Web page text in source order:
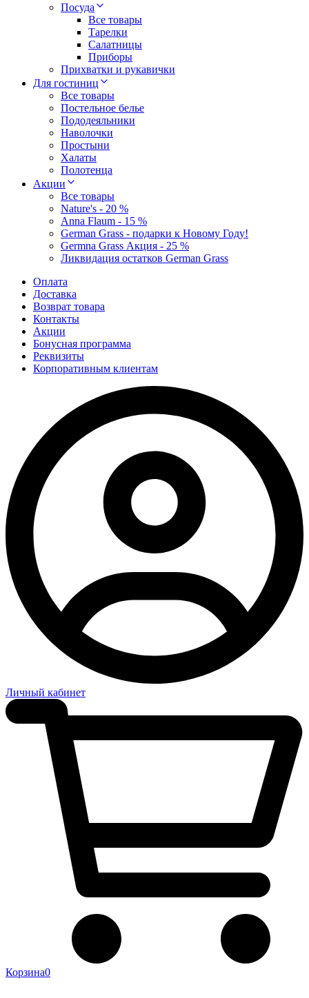
Посуда
Все товары
Тарелки
Салатницы
Приборы
Прихватки и рукавички
Для гостиниц
Все товары
Постельное белье
Пододеяльники
Наволочки
Простыни
Халаты
Полотенца
Акции
Все товары
Nature's - 20 %
Anna Flaum - 15 %
German Grass - подарки к Новому Году!
Germna Grass Акция - 25 %
Ликвидация остатков German Grass
Оплата
Доставка
Возврат товара
Контакты
Акции
Бонусная программа
Реквизиты
Корпоративным клиентам
Личный кабинет
Корзина0